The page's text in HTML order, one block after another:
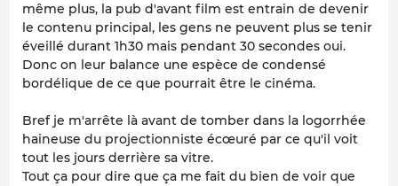
même plus, la pub d'avant film est entrain de devenir
le contenu principal, les gens ne peuvent plus se tenir
éveillé durant 1h30 mais pendant 30 secondes oui.
Donc on leur balance une espèce de condensé
bordélique de ce que pourrait être le cinéma.
Bref je m'arrête là avant de tomber dans la logorrhée
haineuse du projectionniste écœuré par ce qu'il voit
tout les jours derrière sa vitre.
Tout ça pour dire que ça me fait du bien de voir que